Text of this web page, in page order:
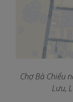
Chợ Bà Chiểu
Lưu,